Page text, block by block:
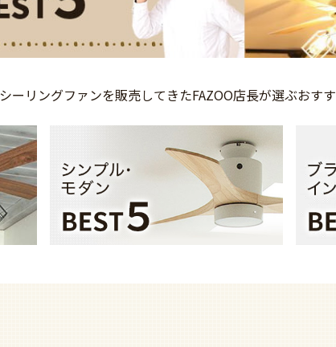
シーリングファンを販売してきたFAZOO店長が選ぶおす